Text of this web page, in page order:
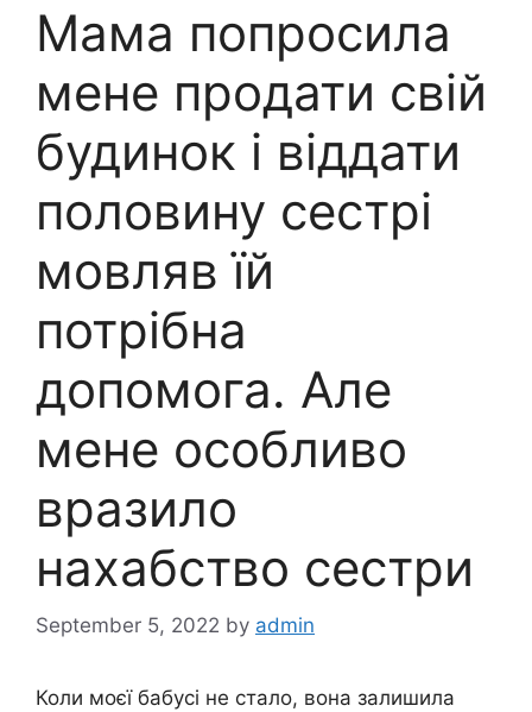
Мама попросила
мене продати свій
будинок і віддати
половину сестрі
мовляв їй
потрібна
допомога. Але
мене особливо
вразило
нахабство сестри
September 5, 2022 by admin
Коли моєї бабусі не стало, вона залишила